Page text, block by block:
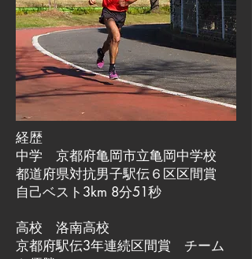
経歴
中学 京都府亀岡市立亀岡中学校
都道府県対抗男子駅伝６区区間賞
自己ベスト3km 8分51秒
高校 洛南高校
京都府駅伝3年連続区間賞 チーム